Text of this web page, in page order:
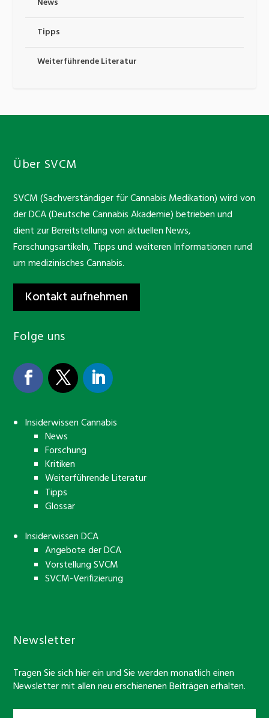
News
Tipps
Weiterführende Literatur
Über SVCM
SVCM (Sachverständiger für Cannabis Medikation) wird von
der DCA (Deutsche Cannabis Akademie) betrieben und
dient zur Bereitstellung von aktuellen News,
Forschungsartikeln, Tipps und weiteren Informationen rund
um medizinisches Cannabis.
Kontakt aufnehmen
Folge uns
Insiderwissen Cannabis
News
Forschung
Kritiken
Weiterführende Literatur
Tipps
Glossar
Insiderwissen DCA
Angebote der DCA
Vorstellung SVCM
SVCM-Verifizierung
Newsletter
Tragen Sie sich hier ein und Sie werden monatlich einen
Newsletter mit allen neu erschienenen Beiträgen erhalten.